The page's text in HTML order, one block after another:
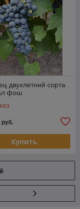
двухлетний сорта
фош
руб.
Купить